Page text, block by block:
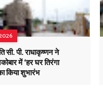
सी. पी. राधाकृष्णन ने
में ‘हर घर तिरंगा
किया शुभारंभ